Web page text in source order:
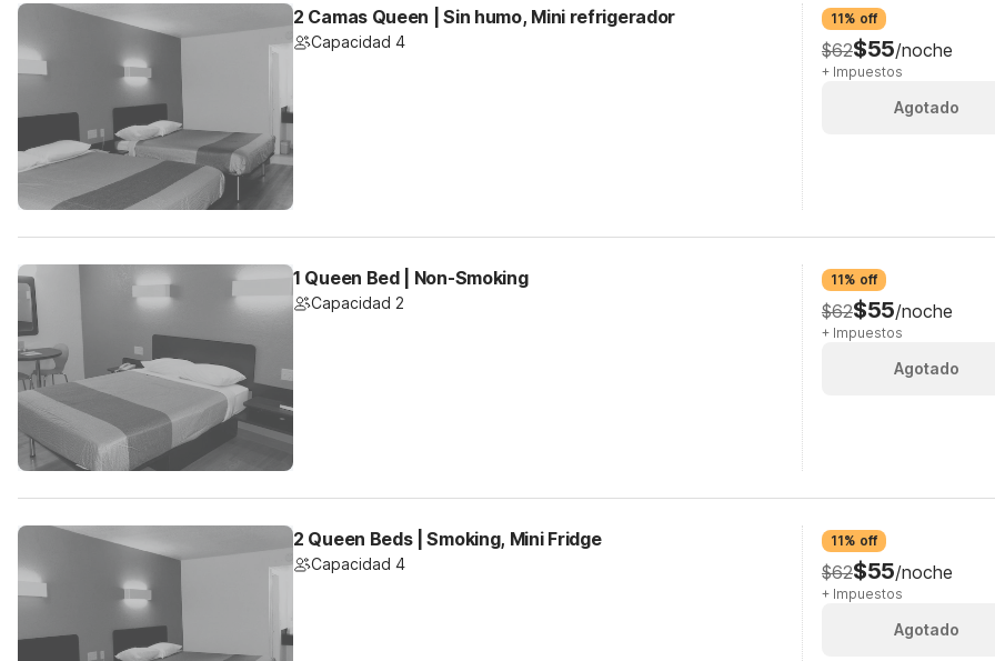
2 Camas Queen | Sin humo, Mini refrigerador
Capacidad 4
11% off
$62$55/noche
+ Impuestos
Agotado
1 Queen Bed | Non-Smoking
Capacidad 2
11% off
$62$55/noche
+ Impuestos
Agotado
2 Queen Beds | Smoking, Mini Fridge
Capacidad 4
11% off
$62$55/noche
+ Impuestos
Agotado